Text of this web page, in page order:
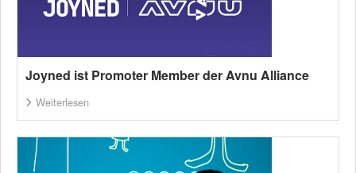
Joyned ist Promoter Member der Avnu Alliance
Weiterlesen